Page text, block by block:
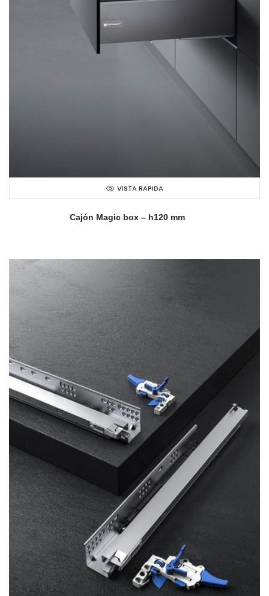
VISTA RAPIDA
Cajón Magic box – h120 mm